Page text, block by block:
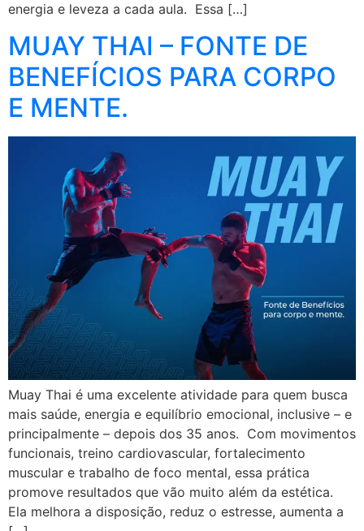
energia e leveza a cada aula. Essa […]
MUAY THAI – FONTE DE
BENEFÍCIOS PARA CORPO
E MENTE.
Muay Thai é uma excelente atividade para quem busca
mais saúde, energia e equilíbrio emocional, inclusive – e
principalmente – depois dos 35 anos. Com movimentos
funcionais, treino cardiovascular, fortalecimento
muscular e trabalho de foco mental, essa prática
promove resultados que vão muito além da estética.
Ela melhora a disposição, reduz o estresse, aumenta a